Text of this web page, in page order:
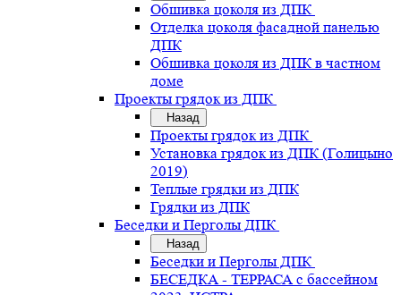
Обшивка цоколя из ДПК
Отделка цоколя фасадной панелью
ДПК
Обшивка цоколя из ДПК в частном
доме
Проекты грядок из ДПК
Назад
Проекты грядок из ДПК
Установка грядок из ДПК (Голицыно
2019)
Теплые грядки из ДПК
Грядки из ДПК
Беседки и Перголы ДПК
Назад
Беседки и Перголы ДПК
БЕСЕДКА - ТЕРРАСА с бассейном